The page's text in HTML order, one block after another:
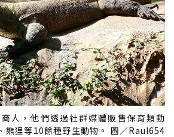
人，他們透過社群媒體販售保育類動
熊狸等10餘種野生動物。 圖／Raul654